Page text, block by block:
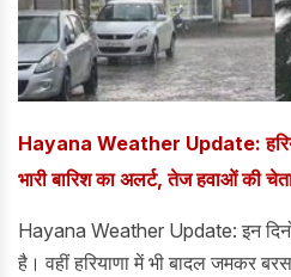
Hayana Weather Update:
भारी बारिश का अलर्ट, तेज हवाओं की
Hayana Weather Update: इन
है। वहीं हरियाणा में भी बादल जमकर